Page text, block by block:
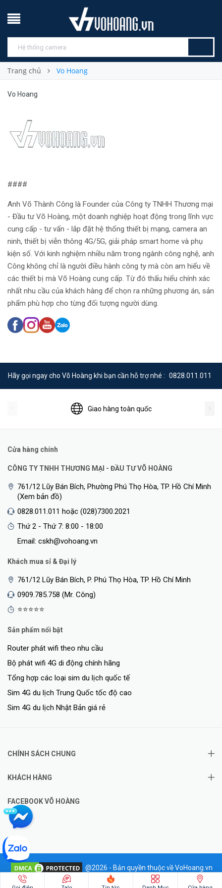
Trang chủ Vo Hoang
Vo Hoang
####
Anh Võ Thành Công là Founder của Công ty TNHH Thương mại
- Đầu tư Võ Hoàng, một doanh nghiệp hoạt động trong lĩnh vực
cung cấp - tư vấn - lắp đặt hệ thống thiết bị mạng, camera an
ninh, thiết bị viễn thông 4G/5G, giải pháp smart home và phụ
kiện số. Với kinh nghiệm nhiều năm trong ngành công nghệ, anh
Công không chỉ là người điều hành công ty mà còn am hiểu về
các thiết bị mà Võ Hoàng cung cấp. Từ đó thấu hiểu chính xác
nhất nhu cầu của khách hàng để chọn ra những phương án, sản
phẩm phù hợp cho từng đối tượng người dùng.
Hãy gọi ngay cho Võ Hoàng khi bạn cần hỗ trợ nhé : 0828.011.011
Giao hàng toàn quốc
Cửa hàng chính
CÔNG TY TNHH THƯƠNG MẠI - ĐẦU TƯ VÕ HOÀNG
761/12 Lũy Bán Bích, Phường Phú Thọ Hòa, TP. Hồ Chí Minh
(Xem bản đồ)
0828.011.011 hoặc (028)7300.2021
Thứ 2 - Thứ 7: 8:00 - 18:00
Email: cskh@vohoang.vn
Khách mua sỉ & Đại lý
761/12 Lũy Bán Bích, P. Phú Thọ Hòa, TP. Hồ Chí Minh
0909.785.758 (Mr. Công)
⭐⭐⭐⭐⭐
Sản phẩm nổi bật
Router phát wifi theo nhu cầu
Bộ phát wifi 4G di động chính hãng
Tổng hợp các loại sim du lịch quốc tế
Sim 4G du lịch Trung Quốc tốc độ cao
Sim 4G du lịch Nhật Bản giá rẻ
CHÍNH SÁCH CHUNG
KHÁCH HÀNG
FACEBOOK VÕ HOÀNG
@2026 - Bản quyền thuộc về VoHoang.vn
Hotline: 0828.011.011